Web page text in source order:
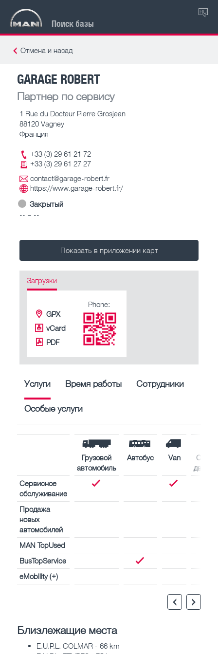
Поиск базы
RU
Отмена и назад
GARAGE ROBERT
Партнер по сервису
1 Rue du Docteur Pierre Grosjean
88120 Vagney
Франция
+33 (3) 29 61 21 72
+33 (3) 29 61 27 27
contact@garage-robert.fr
https://www.garage-robert.fr/
Закрытый
-- – --
Показать в приложении карт
Загрузки
GPX
vCard
PDF
Phone:
Услуги Время работы Сотрудники
Особые услуги
Грузовой
автомобиль
Автобус Van
Сервисное
обслуживание
Продажа
новых
автомобилей
MAN TopUsed
BusTopService
eMobility (+)
Близлежащие места
E.U.P.L. COLMAR - 66 km